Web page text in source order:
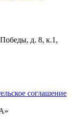
д. 8, к.1,
соглашение